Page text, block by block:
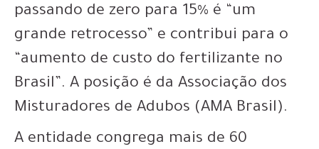
passando de zero para 15% é “um
grande retrocesso” e contribui para o
“aumento de custo do fertilizante no
Brasil”. A posição é da Associação dos
Misturadores de Adubos (AMA Brasil).
A entidade congrega mais de 60